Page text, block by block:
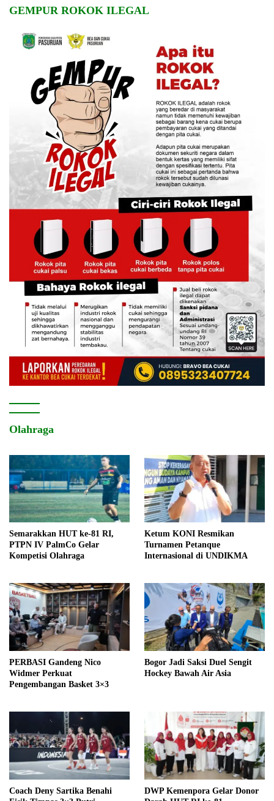
GEMPUR ROKOK ILEGAL
Olahraga
Semarakkan HUT ke-81 RI,
PTPN IV PalmCo Gelar
Kompetisi Olahraga
Ketum KONI Resmikan
Turnamen Petanque
Internasional di UNDIKMA
PERBASI Gandeng Nico
Widmer Perkuat
Pengembangan Basket 3×3
Bogor Jadi Saksi Duel Sengit
Hockey Bawah Air Asia
Coach Deny Sartika Benahi
DWP Kemenpora Gelar Donor